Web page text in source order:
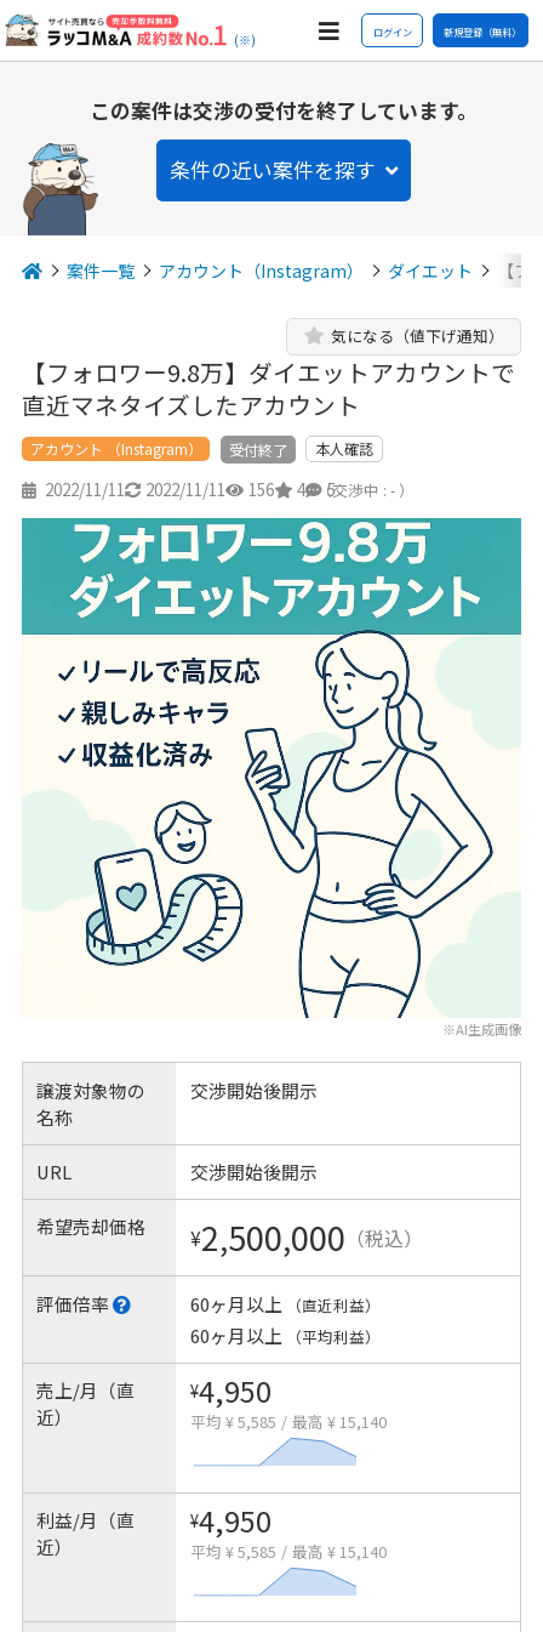
(※) ログイン 新規登録（無料）
この案件は交渉の受付を終了しています。
条件の近い案件を探す
案件一覧 アカウント（Instagram） ダイエット 【
【フォロワー9.8万】ダイエットアカウントで
直近マネタイズしたアカウント
気になる（値下げ通知）
アカウント （Instagram） 受付終了 本人確認
2022/11/11 2022/11/11 156 4 5
（交渉中 : - ）
※AI生成画像
譲渡対象物の
名称
交渉開始後開示
URL 交渉開始後開示
希望売却価格 ¥2,500,000 （税込）
評価倍率 60ヶ月以上 （直近利益）
60ヶ月以上 （平均利益）
売上/月（直
近）
¥4,950
平均 ¥ 5,585 / 最高 ¥ 15,140
利益/月（直
近）
¥4,950
平均 ¥ 5,585 / 最高 ¥ 15,140